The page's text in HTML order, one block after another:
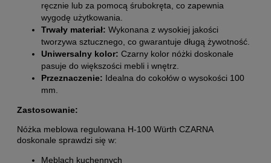
ręcznie lub za pomocą śrubokręta, co zapewnia
wygodę użytkowania.
Trwały materiał: Wykonana z wysokiej jakości
tworzywa sztucznego, co gwarantuje długą żywotność.
Uniwersalny kolor: Czarny kolor nóżki doskonale
pasuje do większości mebli i wnętrz.
Przeznaczenie: Idealna do cokołów o wysokości 100
mm.
Zastosowanie:
Nóżka meblowa regulowana H-100 Würth CZARNA
doskonale sprawdzi się w:
Meblach kuchennych